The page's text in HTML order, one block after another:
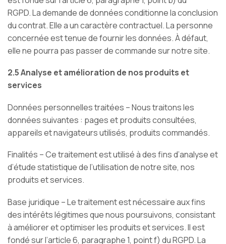
RGPD. La demande de données conditionne la conclusion
du contrat. Elle a un caractère contractuel. La personne
concernée est tenue de fournir les données. À défaut,
elle ne pourra pas passer de commande sur notre site.
2.5 Analyse et amélioration de nos produits et
services
Données personnelles traitées – Nous traitons les
données suivantes : pages et produits consultées,
appareils et navigateurs utilisés, produits commandés.
Finalités – Ce traitement est utilisé à des fins d’analyse et
d’étude statistique de l’utilisation de notre site, nos
produits et services.
Base juridique – Le traitement est nécessaire aux fins
des intérêts légitimes que nous poursuivons, consistant
à améliorer et optimiser les produits et services. Il est
fondé sur l’article 6, paragraphe 1, point f) du RGPD. La